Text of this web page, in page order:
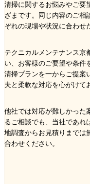
清掃に関するお悩みやご要
ざまです。同じ内容のご相
ぞれの現場や状況に合わせ
テクニカルメンテナンス京
い、お客様のご要望や条件
清掃プランを一からご提案
夫と柔軟な対応を心がけて
他社では対応が難しかった
るご相談でも、当社であれ
地調査からお見積りまでは
合わせください。